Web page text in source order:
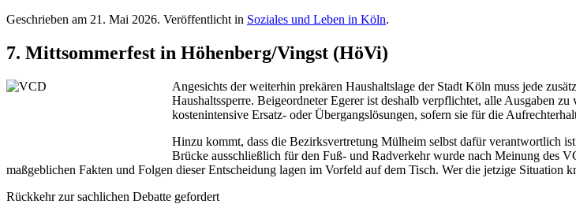
Geschrieben am 21. Mai 2026. Veröffentlicht in Soziales und Leben in Köln.
7. Mittsommerfest in Höhenberg/Vingst (HöVi)
Angesichts der weiterhin prekären Haushaltslage der Stadt Köln muss jede
Haushaltssperre. Beigeordneter Egerer ist deshalb verpflichtet, alle Ausgaben
kostenintensive Ersatz- oder Übergangslösungen, sofern sie für die
Hinzu kommt, dass die Bezirksvertretung Mülheim selbst dafür verantwortlich
Brücke ausschließlich für den Fuß- und Radverkehr wurde nach Meinung des
maßgeblichen Fakten und Folgen dieser Entscheidung lagen im Vorfeld auf dem Tisch. Wer die jetzige Situation
Rückkehr zur sachlichen Debatte gefordert